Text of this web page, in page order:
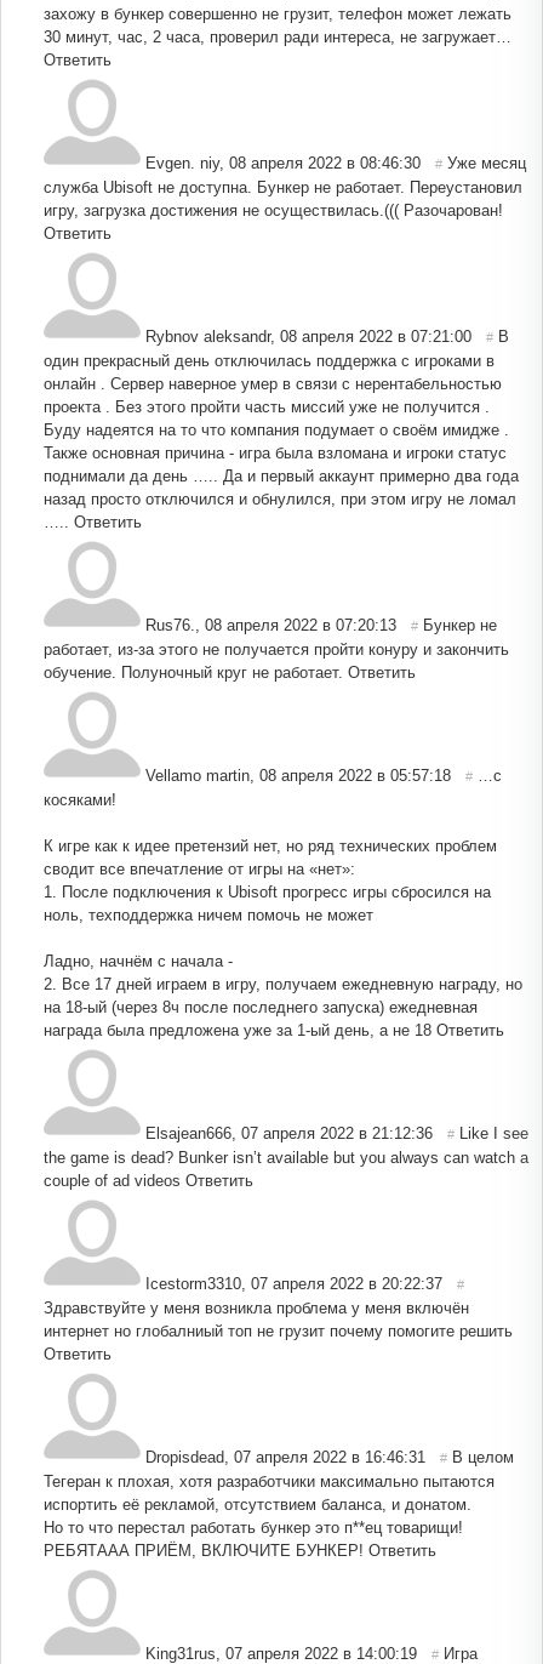
захожу в бункер совершенно не грузит, телефон может лежать
30 минут, час, 2 часа, проверил ради интереса, не загружает…
Ответить
Evgen. niy, 08 апреля 2022 в 08:46:30 # Уже месяц
служба Ubisoft не доступна. Бункер не работает. Переустановил
игру, загрузка достижения не осуществилась.((( Разочарован!
Ответить
Rybnov aleksandr, 08 апреля 2022 в 07:21:00 # В
один прекрасный день отключилась поддержка с игроками в
онлайн . Сервер наверное умер в связи с нерентабельностью
проекта . Без этого пройти часть миссий уже не получится .
Буду надеятся на то что компания подумает о своём имидже .
Также основная причина - игра была взломана и игроки статус
поднимали да день ….. Да и первый аккаунт примерно два года
назад просто отключился и обнулился, при этом игру не ломал
Ответить
Rus76. 08 апреля 2022 в 07:20:13 # Бункер не
работает, из-за этого не получается пройти конуру и закончить
обучение. Полуночный круг не работает. Ответить
Vellamo martin 08 апреля 2022 в 05:57:18 #
…с
косяками!
К игре как к идее претензий нет, но ряд технических проблем
сводит все впечатление от игры на «нет»:
1. После подключения к Ubisoft прогресс игры сбросился на
ноль, техподдержка ничем помочь не может
Ладно, начнём с начала -
2. Все 17 дней играем в игру, получаем ежедневную награду, но
на 18-ый (через 8ч после последнего запуска) ежедневная
награда была предложена уже за 1-ый день, а не 18 Ответить
Elsajean666 07 апреля 2022 в 21:12:36 # Like I see
the game is dead? Bunker isn’t available but you always can watch a
couple of ad videos Ответить
Icestorm3310 07 апреля 2022 в 20:22:37 #
Здравствуйте у меня возникла проблема у меня включён
интернет но глобалниый топ не грузит почему помогите решить
Ответить
Dropisdead 07 апреля 2022 в 16:46:31 # В целом
Тегеран к плохая, хотя разработчики максимально пытаются
испортить её рекламой, отсутствием баланса, и донатом.
Но то что перестал работать бункер это п**ец товарищи!
РЕБЯТААА ПРИЁМ, ВКЛЮЧИТЕ БУНКЕР! Ответить
King31rus 07 апреля 2022 в 14:00:19 # Игра